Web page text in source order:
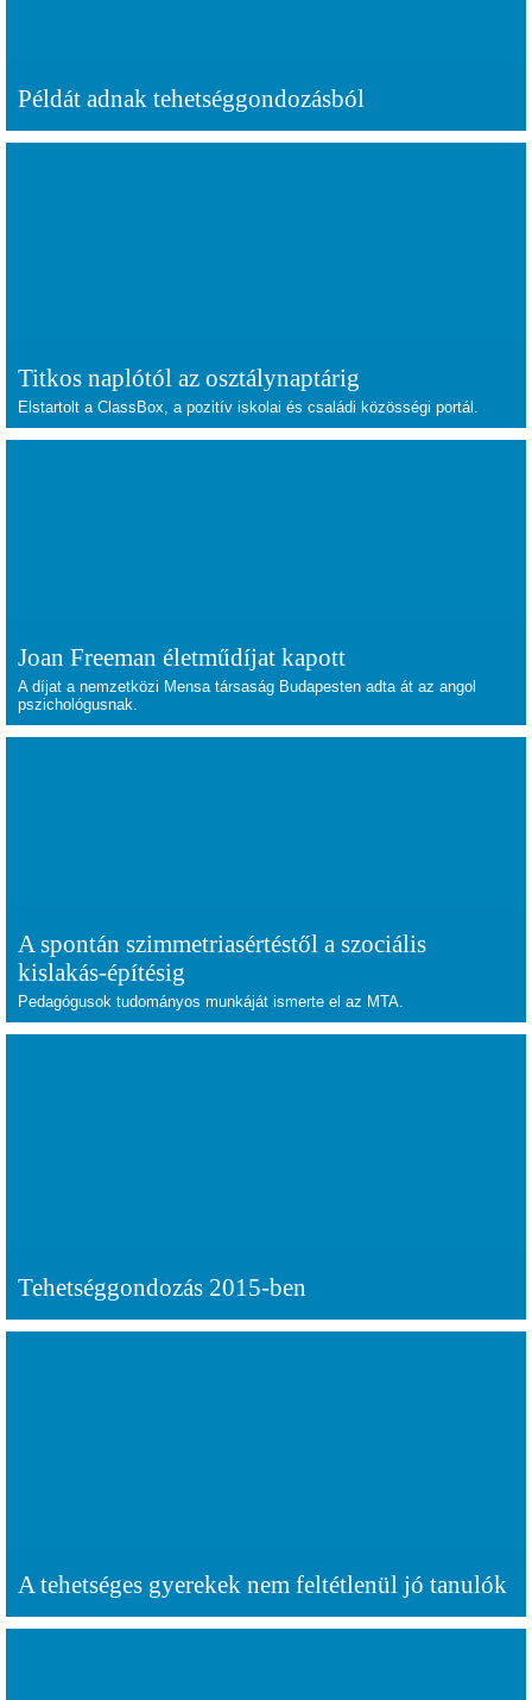
Példát adnak tehetséggondozásból
Titkos naplótól az osztálynaptárig
Elstartolt a ClassBox, a pozitív iskolai és családi közösségi portál.
Joan Freeman életműdíjat kapott
A díjat a nemzetközi Mensa társaság Budapesten adta át az angol
pszichológusnak.
A spontán szimmetriasértéstől a szociális
kislakás-építésig
Pedagógusok tudományos munkáját ismerte el az MTA.
Tehetséggondozás 2015-ben
A tehetséges gyerekek nem feltétlenül jó tanulók